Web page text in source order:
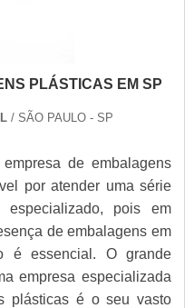
PLÁSTICAS EM SP
/ SÃO PAULO - SP
de embalagens
por atender uma série
pois em
de embalagens em
é essencial. O grande
empresa especializada
plásticas é o seu vasto